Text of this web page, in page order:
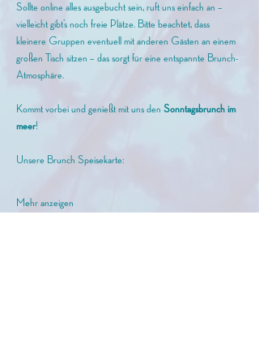
Sollte online alles ausgebucht sein, ruft uns einfach an –
vielleicht gibt’s noch freie Plätze. Bitte beachtet, dass
kleinere Gruppen eventuell mit anderen Gästen an einem
großen Tisch sitzen – das sorgt für eine entspannte Brunch-
Atmosphäre.
Kommt vorbei und genießt mit uns den Sonntagsbrunch im
meer!
Unsere Brunch Speisekarte:
Mehr anzeigen